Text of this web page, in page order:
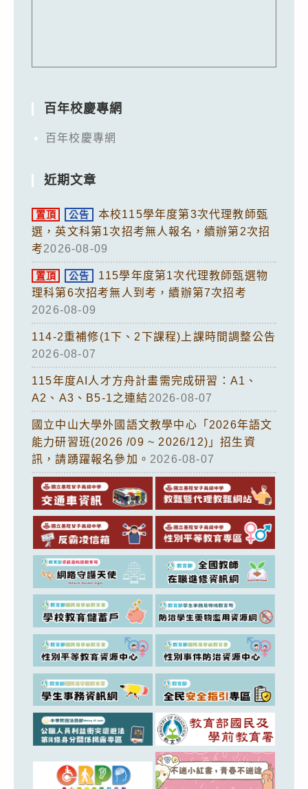
百年校慶專網
百年校慶專網
近期文章
置頂 公告
本校115學年度第3次代理教師甄
選，英文科第1次招考無人報名，續辦第2次招
考2026-08-09
置頂 公告
115學年度第1次代理教師甄選物
理科第6次招考無人到考，續辦第7次招考
2026-08-09
114-2重補修(1下、2下課程)上課時間調整公告
2026-08-07
115年度AI人才方舟計畫需完成研習：A1、
A2、A3、B5-1之連結2026-08-07
國立中山大學外國語文教學中心「2026年語文
能力研習班(2026 /09 ~ 2026/12)」招生資
訊，請踴躍報名參加。 2026-08-07